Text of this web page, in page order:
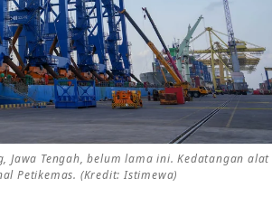
Jawa Tengah, belum lama ini. Kedatangan alat
Petikemas. (Kredit: Istimewa)